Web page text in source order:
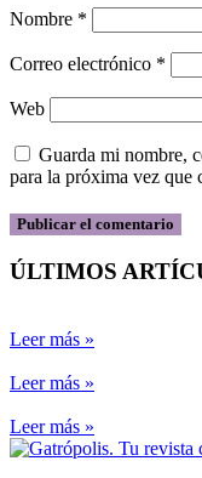
Nombre *
Correo electrónico *
Web
Guarda mi nombre,
para la próxima vez que
ÚLTIMOS
Leer más »
Leer más »
Leer más »